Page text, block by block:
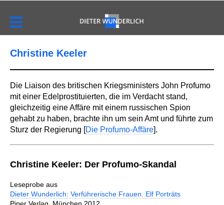
Christine Keeler
Die Liaison des britischen Kriegsministers John Profumo
mit einer Edelprostituierten, die im Verdacht stand,
gleichzeitig eine Affäre mit einem russischen Spion
gehabt zu haben, brachte ihn um sein Amt und führte zum
Sturz der Regierung [Die Profumo-Affäre].
Christine Keeler: Der Profumo-Skandal
Leseprobe aus
Dieter Wunderlich: Verführerische Frauen. Elf Porträts